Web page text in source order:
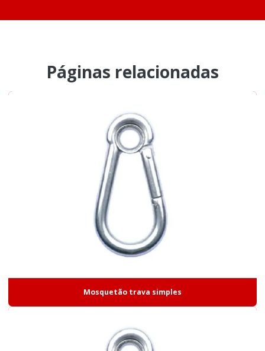
Páginas relacionadas
Mosquetão trava simples